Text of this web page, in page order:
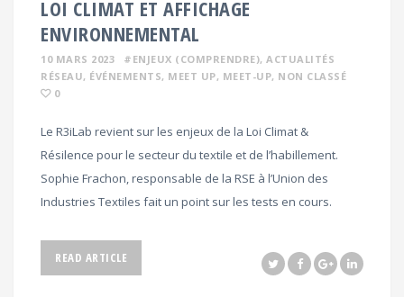
LOI CLIMAT ET AFFICHAGE
ENVIRONNEMENTAL
10 MARS 2023 #ENJEUX (COMPRENDRE), ACTUALITÉS
RÉSEAU, ÉVÉNEMENTS, MEET UP, MEET-UP, NON CLASSÉ
0
Le R3iLab revient sur les enjeux de la Loi Climat &
Résilence pour le secteur du textile et de l’habillement.
Sophie Frachon, responsable de la RSE à l’Union des
Industries Textiles fait un point sur les tests en cours.
READ ARTICLE